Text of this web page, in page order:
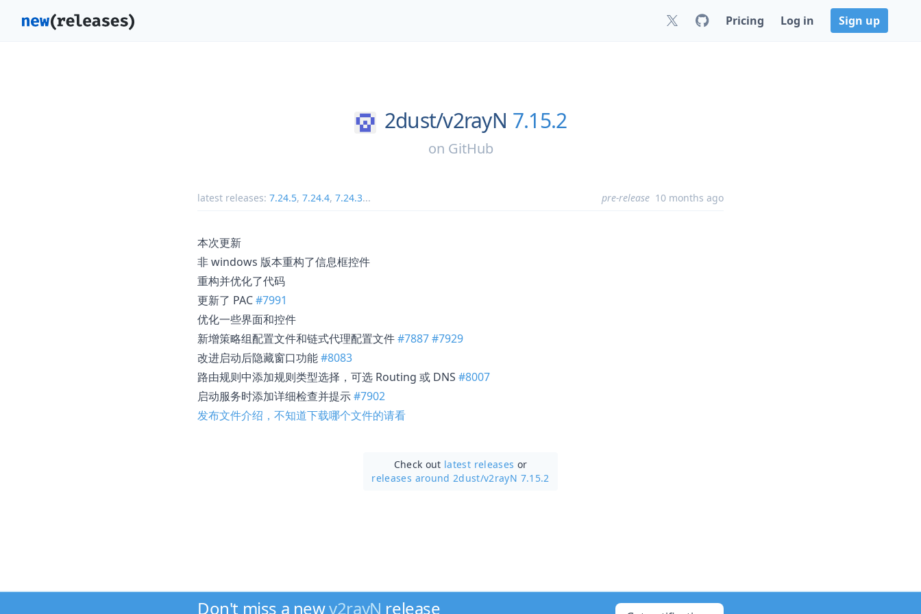
Pricing Log in Sign up
2dust/v2rayN 7.15.2
on GitHub
latest releases: 7.24.5, 7.24.4, 7.24.3... pre-release 10 months ago
本次更新
非 windows 版本重构了信息框控件
重构并优化了代码
更新了 PAC#7991
优化一些界面和控件
新增策略组配置文件和链式代理配置文件#7887#7929
改进启动后隐藏窗口功能#8083
路由规则中添加规则类型选择，可选 Routing 或 DNS #8007
启动服务时添加详细检查并提示#7902
发布文件介绍，不知道下载哪个文件的请看
Check out latest releases or
releases around 2dust/v2rayN 7.15.2
Don't miss a newv2rayN release